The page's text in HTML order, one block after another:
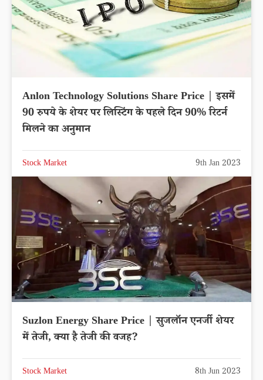
Anlon Technology Solutions Share Price | इसमें
90 रुपये के शेयर पर लिस्टिंग के पहले दिन 90% रिटर्न
मिलने का अनुमान
Stock Market 9th Jan 2023
Suzlon Energy Share Price | सुजलॉन एनर्जी शेयर
में तेजी, क्या है तेजी की वजह?
Stock Market 8th Jun 2023